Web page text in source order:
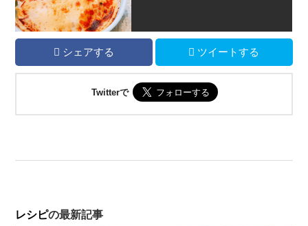
シェアする ツイートする
Twitterで
レシピの最新記事